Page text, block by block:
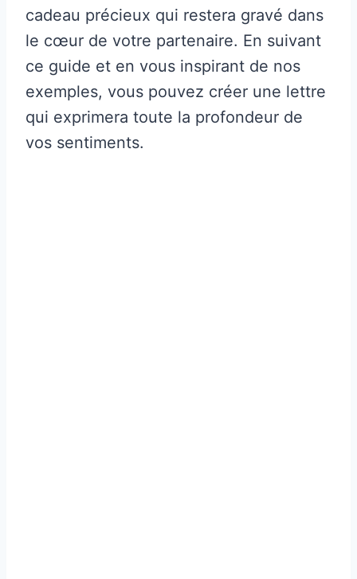
cadeau précieux qui restera gravé dans
le cœur de votre partenaire. En suivant
ce guide et en vous inspirant de nos
exemples, vous pouvez créer une lettre
qui exprimera toute la profondeur de
vos sentiments.